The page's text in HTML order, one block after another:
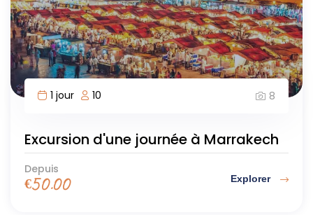
1 jour 10 8
Excursion d'une journée à Marrakech
Depuis
€50.00 Explorer